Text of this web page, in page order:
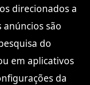
direcionados a
anúncios são
do
em aplicativos
da